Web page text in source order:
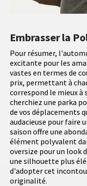
Embrasser la
Pour résumer,
excitante pour les
vastes en termes de
prix, permettant à
correspond le mieux à
cherchiez une parka
de vos déplacements
audacieuse pour faire
saison offre une
élément polyvalent
oversize pour un look
une silhouette plus
d'adopter cet
originalité.